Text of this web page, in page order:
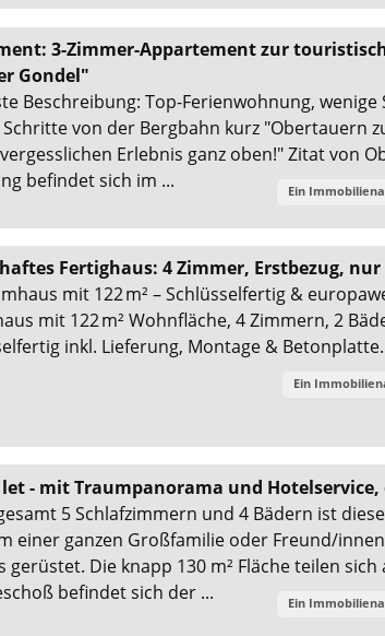
3-Zimmer-Appartement zur
Gondel"
Beschreibung: Top-Ferienwohnung,
Schritte von der Bergbahn kurz "Obertauern
Erlebnis ganz oben!" Zitat von
befindet sich im ...
Ein
Fertighaus: 4 Zimmer, Erstbezug, nur
mit 122 m² – Schlüsselfertig &
mit 122 m² Wohnfläche, 4 Zimmern, 2
inkl. Lieferung, Montage &
Ein
- mit Traumpanorama und Hotelservice,
5 Schlafzimmern und 4 Bädern ist
einer ganzen Großfamilie oder Freund/
gerüstet. Die knapp 130 m² Fläche teilen sich
befindet sich der ...
Ein